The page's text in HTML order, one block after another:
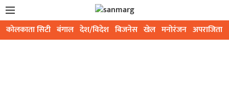
कोलकाता सिटी बंगाल देश/विदेश बिजनेस खेल मनोरंजन अपराजिता